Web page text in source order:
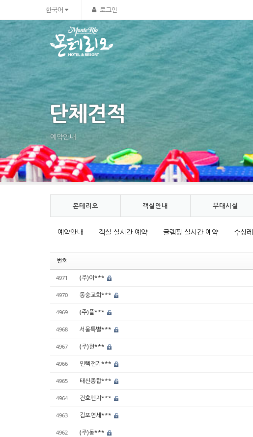
한국어 로그인
단체견적
예약안내
몬테리오 객실안내 부대시설
예약안내 객실 실시간 예약 글램핑 실시간 예약 수상
번호
4971 (주)이***
4970 동숭교회***
4969 (주)플***
4968 서울특별***
4967 (주)현***
4966 인텍전기***
4965 태신종합***
4964 건호엔지***
4963 김포연세***
4962 (주)동***
Sketchbook5, 스케치북5